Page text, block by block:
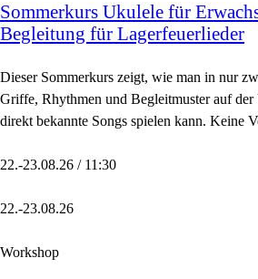
Sommerkurs Ukulele für
Begleitung für Lagerfeuerlieder
Dieser Sommerkurs zeigt, wie man in nur
Griffe, Rhythmen und Begleitmuster auf
direkt bekannte Songs spielen kann. Keine
22.-23.08.26 / 11:30
22.-23.08.26
Workshop